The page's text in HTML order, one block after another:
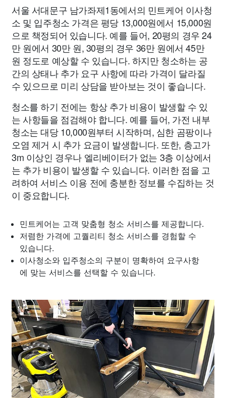
서울 서대문구 남가좌제1동에서의 민트케어 이사청
소 및 입주청소 가격은 평당 13,000원에서 15,000원
으로 책정되어 있습니다. 예를 들어, 20평의 경우 24
만 원에서 30만 원, 30평의 경우 36만 원에서 45만
원 정도로 예상할 수 있습니다. 하지만 청소하는 공
간의 상태나 추가 요구 사항에 따라 가격이 달라질
수 있으므로 미리 상담을 받아보는 것이 좋습니다.
청소를 하기 전에는 항상 추가 비용이 발생할 수 있
는 사항들을 점검해야 합니다. 예를 들어, 가전 내부
청소는 대당 10,000원부터 시작하며, 심한 곰팡이나
오염 제거 시 추가 요금이 발생합니다. 또한, 층고가
3m 이상인 경우나 엘리베이터가 없는 3층 이상에서
는 추가 비용이 발생할 수 있습니다. 이러한 점을 고
려하여 서비스 이용 전에 충분한 정보를 수집하는 것
이 중요합니다.
민트케어는 고객 맞춤형 청소 서비스를 제공합니다.
저렴한 가격에 고퀄리티 청소 서비스를 경험할 수
있습니다.
이사청소와 입주청소의 구분이 명확하여 요구사항
에 맞는 서비스를 선택할 수 있습니다.